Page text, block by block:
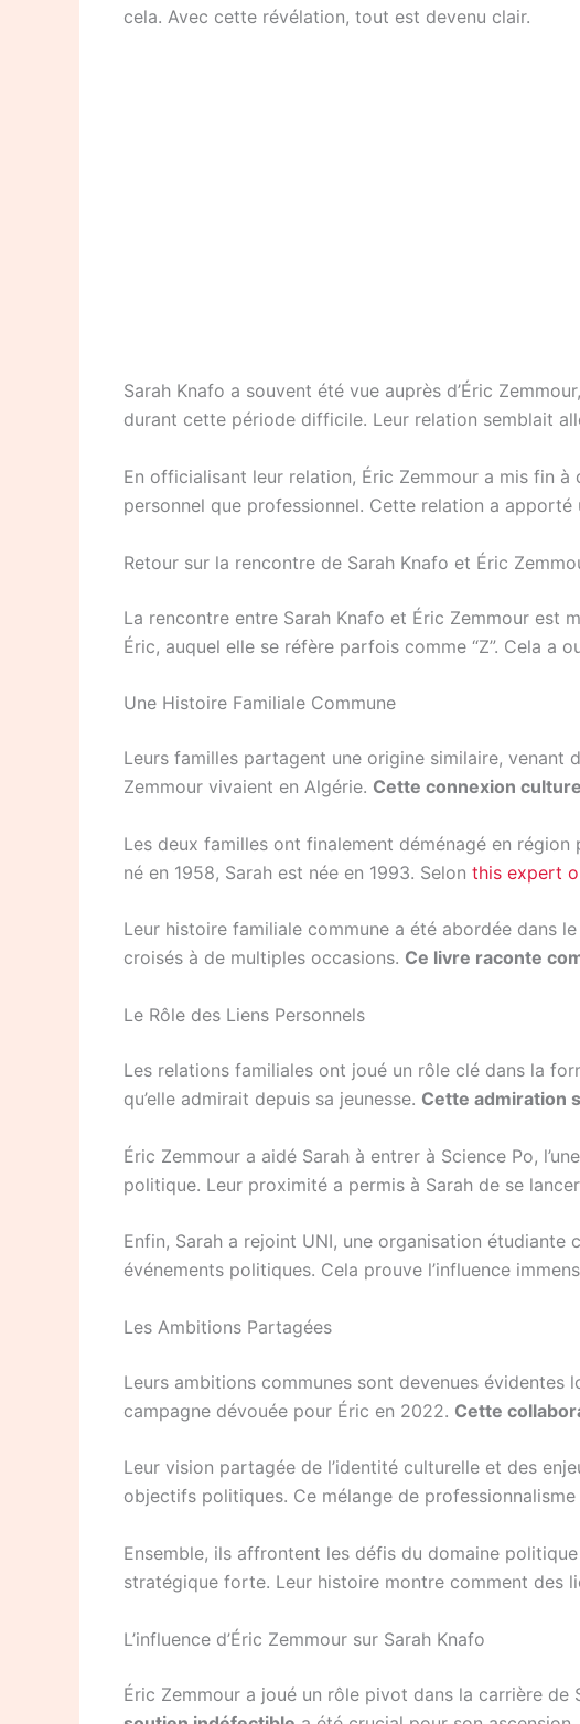
cela. Avec cette révélation, tout est devenu clair.
Sarah Knafo a souvent été vue auprès d’Éric
durant cette période difficile. Leur relation semblait
En officialisant leur relation, Éric Zemmour a mis fin à
personnel que professionnel. Cette relation a
Retour sur la rencontre de Sarah Knafo et Éric
La rencontre entre Sarah Knafo et Éric Zemmour est
Éric, auquel elle se réfère parfois comme “Z”. Cela a
Une Histoire Familiale Commune
Leurs familles partagent une origine similaire, venant
Zemmour vivaient en Algérie. Cette connexion
Les deux familles ont finalement déménagé en
né en 1958, Sarah est née en 1993. Selon this expert
Leur histoire familiale commune a été abordée dans
croisés à de multiples occasions. Ce livre raconte
Le Rôle des Liens Personnels
Les relations familiales ont joué un rôle clé dans la
qu’elle admirait depuis sa jeunesse. Cette admiration
Éric Zemmour a aidé Sarah à entrer à Science Po,
politique. Leur proximité a permis à Sarah de se
Enfin, Sarah a rejoint UNI, une organisation
événements politiques. Cela prouve l’influence
Les Ambitions Partagées
Leurs ambitions communes sont devenues évidentes
campagne dévouée pour Éric en 2022. Cette
Leur vision partagée de l’identité culturelle et des
objectifs politiques. Ce mélange de
Ensemble, ils affrontent les défis du domaine
stratégique forte. Leur histoire montre comment des
L’influence d’Éric Zemmour sur Sarah Knafo
Éric Zemmour a joué un rôle pivot dans la carrière